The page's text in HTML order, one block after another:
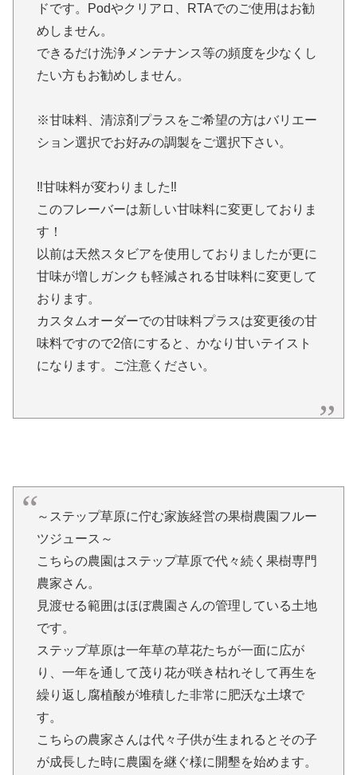
ドです。Podやクリアロ、RTAでのご使用はお勧
めしません。
できるだけ洗浄メンテナンス等の頻度を少なくし
たい方もお勧めしません。
※甘味料、清涼剤プラスをご希望の方はバリエー
ション選択でお好みの調製をご選択下さい。
‼︎甘味料が変わりました‼︎
このフレーバーは新しい甘味料に変更しておりま
す！
以前は天然スタビアを使用しておりましたが更に
甘味が増しガンクも軽減される甘味料に変更して
おります。
カスタムオーダーでの甘味料プラスは変更後の甘
味料ですので2倍にすると、かなり甘いテイスト
になります。ご注意ください。
～ステップ草原に佇む家族経営の果樹農園フルー
ツジュース～
こちらの農園はステップ草原で代々続く果樹専門
農家さん。
見渡せる範囲はほぼ農園さんの管理している土地
です。
ステップ草原は一年草の草花たちが一面に広が
り、一年を通して茂り花が咲き枯れそして再生を
繰り返し腐植酸が堆積した非常に肥沃な土壌で
す。
こちらの農家さんは代々子供が生まれるとその子
が成長した時に農園を継ぐ様に開墾を始めます。